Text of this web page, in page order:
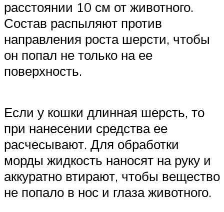
расстоянии 10 см от животного.
Состав распыляют против
направления роста шерсти, чтобы
он попал не только на ее
поверхность.
Если у кошки длинная шерсть, то
при нанесении средства ее
расчесывают. Для обработки
морды жидкость наносят на руку и
аккуратно втирают, чтобы вещество
не попало в нос и глаза животного.